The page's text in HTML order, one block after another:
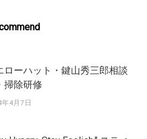
ローハット・鍵山秀三郎相談
掃除研修
4月7日